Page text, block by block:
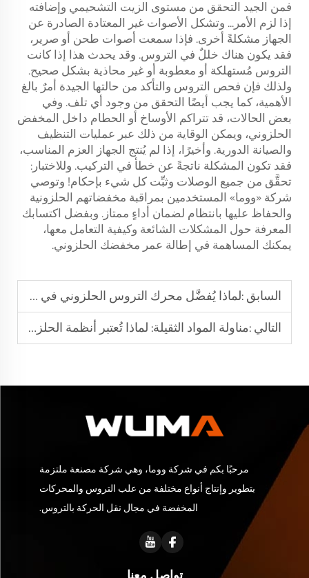
فمن الجيد التحقق من مستوى الزيت التشحيمي وإضافته
إذا لزم الأمر... وتشكل الأصوات غير المعتادة الصادرة عن
الجهاز مشكلةً أخرى. فإذا سمعت أصوات طحن أو صرير،
فقد يكون هناك خللٌ في التروس. وقد يحدث هذا إذا كانت
التروس مُستهلكة أو معطوبة أو غير محاذية بشكل صحيح.
ولذلك فإن فحص التروس والتأكد من حالتها الجيدة أمرٌ بالغ
الأهمية، كما يجب أيضًا التحقق من وجود أي تلف. وفي
بعض الحالات، قد تتراكم الأوساخ أو الحطام داخل المخفض
الحلزوني، ويمكن الوقاية من ذلك عبر عمليات التنظيف
والصيانة الدورية. وأخيرًا، إذا لم يُنتج الجهاز العزم المناسب،
فقد تكون المشكلة ناتجةً عن خطأ في التركيب. وللاختبار:
تحقَّق من جميع الوصلات وثبِّت كل شيء بإحكام! وتوصي
شركة «ووما» المستخدمين بمراقبة مخفضاتهم الحلزونية
والحفاظ عليها بانتظام لضمان أداءٍ ممتاز. وبفضل اكتسابك
المعرفة حول المشكلات الشائعة وكيفية التعامل معها،
يمكنك المساهمة في إطالة عمر مخفضك الحلزوني.
السابق : لماذا يُفضَّل محرك التروس الحلزوني في المعدات الآلية
التالي :مناولة المواد الثقيلة: لماذا تُعتبر أنظمة الحلزونية الخيار الأفضل
مرحبًا بكم في شركة ووما، وهي شركة مصنعة ملتزمة
بتطوير وإنتاج أنواع مختلفة من علب التروس والمحركات
المخفضة في مجال نقل الحركة بالتروس.
تواصل معنا